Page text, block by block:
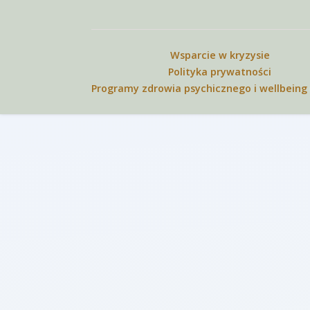
Wsparcie w kryzysie
Polityka prywatności
Programy zdrowia psychicznego i